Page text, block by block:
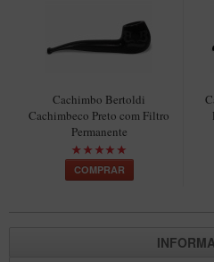
BB Liso e Rústico
Barolo
CACHIMBOS ARTESANAIS
Maestro – Briar Italiano
Churchwarden – Briar Italiano
Maestro Compacto – Briar
Cachimbo Bertoldi
Cachimbeco Preto com Filtro
Permanente
COMPRAR